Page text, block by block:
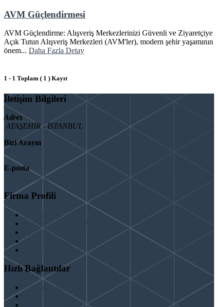
AVM Güçlendirmesi
AVM Güçlendirme: Alışveriş Merkezlerinizi Güvenli ve Ziyaretçiye
Açık Tutun Alışveriş Merkezleri (AVM'ler), modern şehir yaşamının
önem... Daha Fazla Detay
1 - 1 Toplam ( 1 ) Kayıt
İletişim Bilgileri
Adres
ATAŞEHİR - İSTANBUL
Bizi Arayın
E-posta
info@binaguclendir.com
Firma Profili
Hakkımızda
Hizmet Verdiğimiz Bölgeler
Paydaşlarımız
İş Birliği Teklifleri
Şartlar ve Koşullar
Hızlı Bağlantılar
Güçlendirme
Hizmetlerimiz